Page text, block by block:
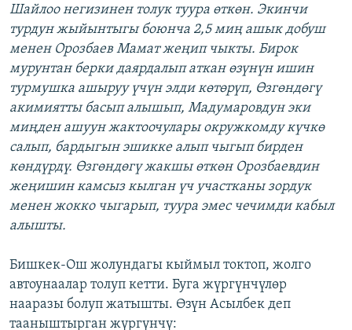
Шайлоо негизинен толук туура өткөн. Экинчи
турдун жыйынтыгы боюнча 2,5 миң ашык добуш
менен Орозбаев Мамат жеңип чыкты. Бирок
мурунтан берки даярдалып аткан өзүнүн ишин
турмушка ашыруу үчүн элди көтөрүп, Өзгөндөгү
акимиятты басып алышып, Мадумаровдун эки
миңден ашуун жактоочулары окружкомду күчкө
салып, бардыгын эшикке алып чыгып бирден
көндүрдү. Өзгөндөгү жакшы өткөн Орозбаевдин
жеңишин камсыз кылган үч участканы зордук
менен жокко чыгарып, туура эмес чечимди кабыл
алышты.
Бишкек-Ош жолундагы кыймыл токтоп, жолго
автоунаалар толуп кетти. Буга жүргүнчүлөр
нааразы болуп жатышты. Өзүн Асылбек деп
тааныштырган жүргүнчү: